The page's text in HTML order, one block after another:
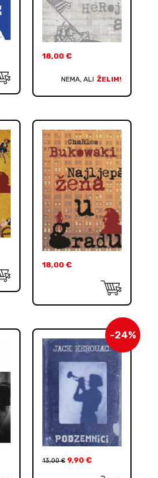
18,00 €
NEMA, ALI ŽELIM!
18,00 €
-24%
13,00€ 9,90 €